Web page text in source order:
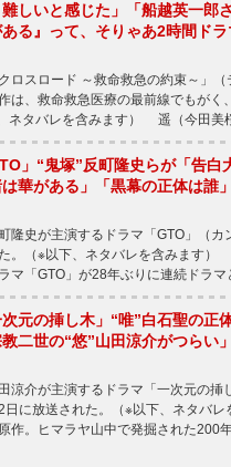
しいと感じた」「船越英一郎
ある』って、そりゃあ2時間ドラ
ロスロード ～救命救急の約束～」（
は、救命救急医療の最前線でもがく
ネタバレを含みます） 遥（今田美
」“鬼塚”反町隆史らが「告
は華がある」「黒幕の正体は誰」
隆史が主演するドラマ「GTO」（カ
。（※以下、ネタバレを含みます
マ「GTO」が28年ぶりに連続ドラ
次元の挿し木」“唯”白石聖の正
教二世の“悠”山田涼介がつらい」
涼介が主演するドラマ「一次元の挿
日に放送された。（※以下、ネタバ
作。ヒマラヤ山中で発掘された200